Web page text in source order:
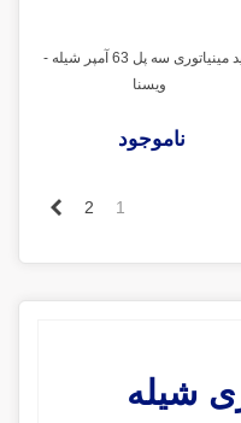
کلید مینیاتوری سه پل 63 آمپر شیله -
ویسنا
ناموجود
1
2
شیله